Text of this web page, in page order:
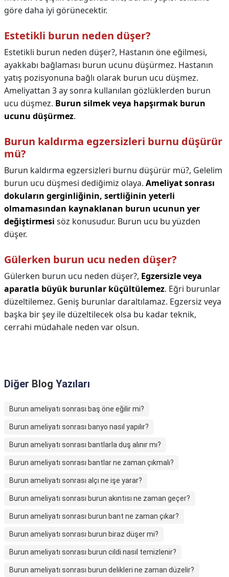
göre daha iyi görünecektir.
Estetikli burun neden düşer?
Estetikli burun neden düşer?, Hastanın öne eğilmesi,
ayakkabı bağlaması burun ucunu düşürmez. Hastanın
yatış pozisyonuna bağlı olarak burun ucu düşmez.
Ameliyattan 3 ay sonra kullanılan gözlüklerden burun
ucu düşmez. Burun silmek veya hapşırmak burun
ucunu düşürmez.
Burun kaldırma egzersizleri burnu düşürür
mü?
Burun kaldırma egzersizleri burnu düşürür mü?, Gelelim
burun ucu düşmesi dediğimiz olaya. Ameliyat sonrası
dokuların gerginliğinin, sertliğinin yeterli
olmamasından kaynaklanan burun ucunun yer
değiştirmesi söz konusudur. Burun ucu bu yüzden
düşer.
Gülerken burun ucu neden düşer?
Gülerken burun ucu neden düşer?, Egzersizle veya
aparatla büyük burunlar küçültülemez. Eğri burunlar
düzeltilemez. Geniş burunlar daraltılamaz. Egzersiz veya
başka bir şey ile düzeltilecek olsa bu kadar teknik,
cerrahi müdahale neden var olsun.
Diğer Blog Yazıları
Burun ameliyatı sonrası baş öne eğilir mi?
Burun ameliyatı sonrası banyo nasıl yapılır?
Burun ameliyatı sonrası bantlarla duş alınır mı?
Burun ameliyatı sonrası bantlar ne zaman çıkmalı?
Burun ameliyatı sonrası alçı ne işe yarar?
Burun ameliyatı sonrası burun akıntısı ne zaman geçer?
Burun ameliyatı sonrası burun bant ne zaman çıkar?
Burun ameliyatı sonrası burun biraz düşer mi?
Burun ameliyatı sonrası burun cildi nasıl temizlenir?
Burun ameliyatı sonrası burun delikleri ne zaman düzelir?